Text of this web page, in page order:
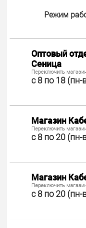
Режим
Оптовый
Сеница
Переключить
с 8 по 18 (пн-
Магазин
Переключить
с 8 по 20 (пн-
Магазин
Переключить
с 8 по 20 (пн-